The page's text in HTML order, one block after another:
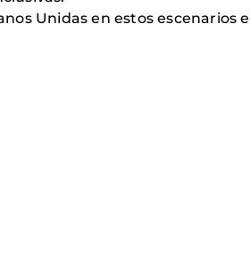
Unidas en estos escenarios